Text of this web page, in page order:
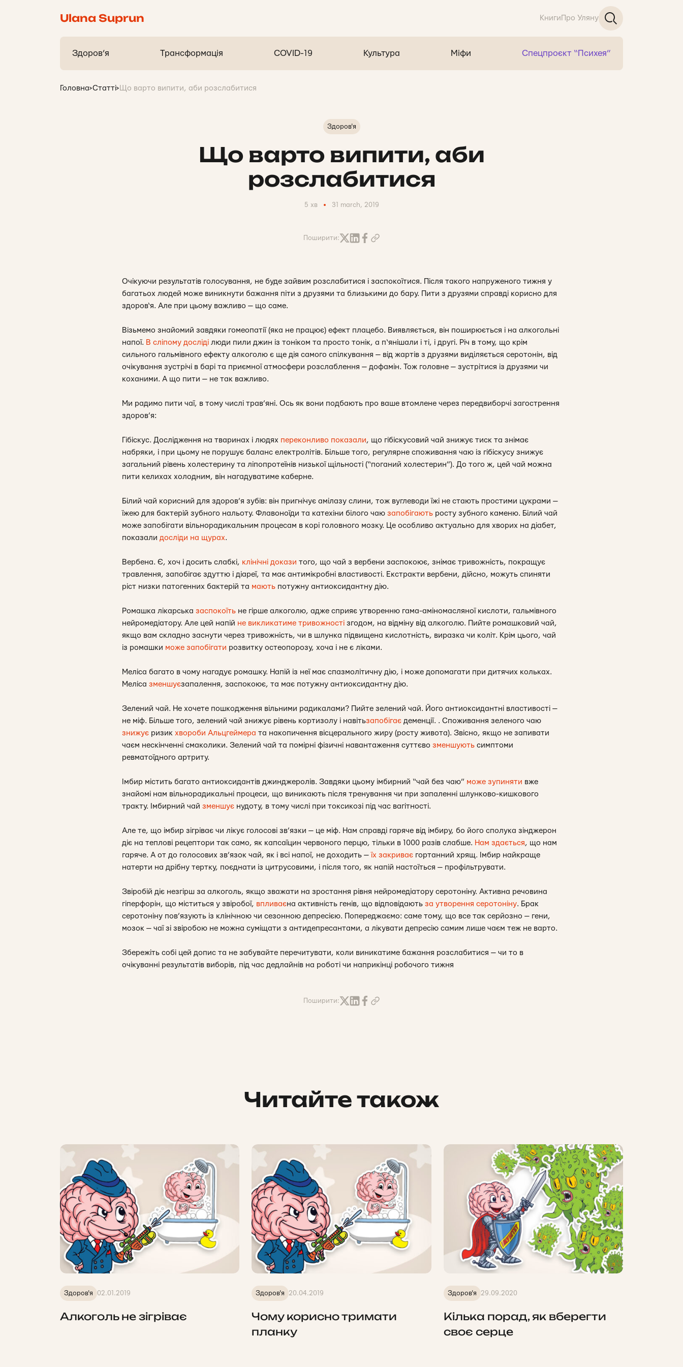
Ulana Suprun Книги Про Уляну
Здоров’я Трансформація COVID-19 Культура Міфи Спецпроєкт “Психея”
Головна>Статті> Що варто випити, аби розслабитися
Здоров'я
Що варто випити, аби
розслабитися
5 хв 31 march, 2019
Поширити:
Очікуючи результатів голосування, не буде зайвим розслабитися і заспокоїтися. Після такого напруженого тижня у
багатьох людей може виникнути бажання піти з друзями та близькими до бару. Пити з друзями справді корисно для
здоров‘я. Але при цьому важливо — що саме.
Візьмемо знайомий завдяки гомеопатії (яка не працює) ефект плацебо. Виявляється, він поширюється і на алкогольні
напої. В сліпому досліді люди пили джин із тоніком та просто тонік, а п‘янішали і ті, і другі. Річ в тому, що крім
сильного гальмівного ефекту алкоголю є ще дія самого спілкування — від жартів з друзями виділяється серотонін, від
очікування зустрічі в барі та приємної атмосфери розслаблення — дофамін. Тож головне — зустрітися із друзями чи
коханими. А що пити — не так важливо.
Ми радимо пити чаї, в тому числі трав’яні. Ось як вони подбають про ваше втомлене через передвиборчі загострення
здоров’я:
Гібіскус. Дослідження на тваринах і людях переконливо показали, що гібіскусовий чай знижує тиск та знімає
набряки, і при цьому не порушує баланс електролітів. Більше того, регулярне споживання чаю із гібіскусу знижує
загальний рівень холестерину та ліпопротеїнів низької щільності (“поганий холестерин”). До того ж, цей чай можна
пити келихах холодним, він нагадуватиме каберне.
Білий чай корисний для здоров’я зубів: він пригнічує амілазу слини, тож вуглеводи їжі не стають простими цукрами —
їжею для бактерій зубного нальоту. Флавоноїди та катехіни білого чаю запобігають росту зубного каменю. Білий чай
може запобігати вільнорадикальним процесам в корі головного мозку. Це особливо актуально для хворих на діабет,
показали досліди на щурах.
Вербена. Є, хоч і досить слабкі, клінічні докази того, що чай з вербени заспокоює, знімає тривожність, покращує
травлення, запобігає здуттю і діареї, та має антимікробні властивості. Екстракти вербени, дійсно, можуть спиняти
ріст низки патогенних бактерій та мають потужну антиоксидантну дію.
Ромашка лікарська заспокоїть не гірше алкоголю, адже сприяє утворенню гама-аміномасляної кислоти, гальмівного
нейромедіатору. Але цей напій не викликатиме тривожності згодом, на відміну від алкоголю. Пийте ромашковий чай,
якщо вам складно заснути через тривожність, чи в шлунка підвищена кислотність, виразка чи коліт. Крім цього, чай
із ромашки може запобігати розвитку остеопорозу, хоча і не є ліками.
Меліса багато в чому нагадує ромашку. Напій із неї має спазмолітичну дію, і може допомагати при дитячих кольках.
Меліса зменшуєзапалення, заспокоює, та має потужну антиоксидантну дію.
Зелений чай. Не хочете пошкодження вільними радикалами? Пийте зелений чай. Його антиоксидантні властивості —
не міф. Більше того, зелений чай знижує рівень кортизолу і навітьзапобігає деменції. . Споживання зеленого чаю
знижує ризик хвороби Альцгеймера та накопичення вісцерального жиру (росту живота). Звісно, якщо не запивати
чаєм нескінченні смаколики. Зелений чай та помірні фізичні навантаження суттєво зменшують симптоми
ревматоїдного артриту.
Імбир містить багато антиоксидантів джинджеролів. Завдяки цьому імбирний “чай без чаю” може зупиняти вже
знайомі нам вільнорадикальні процеси, що виникають після тренування чи при запаленні шлунково-кишкового
тракту. Імбирний чай зменшує нудоту, в тому числі при токсикозі під час вагітності.
Але те, що імбир зігріває чи лікує голосові зв’язки — це міф. Нам справді гаряче від імбиру, бо його сполука зінджерон
діє на теплові рецептори так само, як капсаїцин червоного перцю, тільки в 1000 разів слабше. Нам здається, що нам
гаряче. А от до голосових зв’язок чай, як і всі напої, не доходить —їх закриває гортанний хрящ. Імбир найкраще
натерти на дрібну тертку, поєднати із цитрусовими, і після того, як напій настоїться — профільтрувати.
Звіробій діє незгірш за алкоголь, якщо зважати на зростання рівня нейромедіатору серотоніну. Активна речовина
гіперфорін, що міститься у звіробої, впливаєна активність генів, що відповідають за утворення серотоніну. Брак
серотоніну пов’язують із клінічною чи сезонною депресією. Попереджаємо: саме тому, що все так серйозно — гени,
мозок — чаї зі звіробою не можна суміщати з антидепресантами, а лікувати депресію самим лише чаєм теж не варто.
Збережіть собі цей допис та не забувайте перечитувати, коли виникатиме бажання розслабитися — чи то в
очікуванні результатів виборів, під час дедлайнів на роботі чи наприкінці робочого тижня
Поширити:
Читайте також
Здоров'я 02.01.2019
Алкоголь не зігріває
Здоров'я 20.04.2019
Чому корисно тримати
планку
Здоров'я 29.09.2020
Кілька порад, як вберегти
своє серце